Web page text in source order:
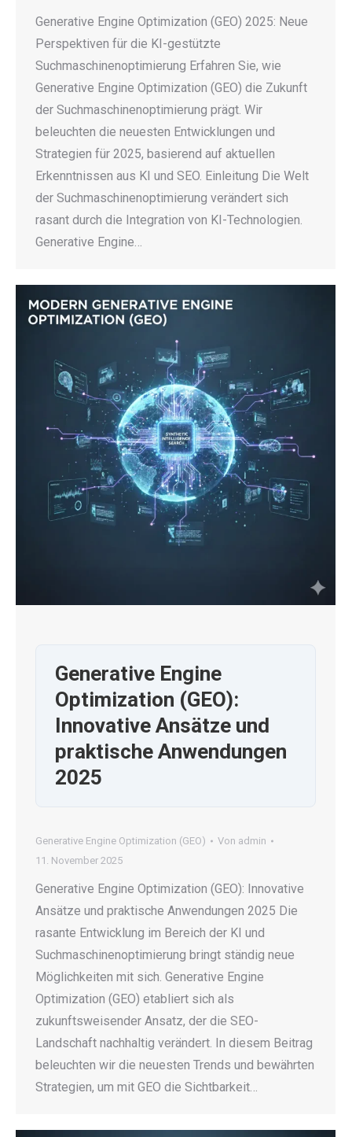
Generative Engine Optimization (GEO) 2025: Neue
Perspektiven für die KI-gestützte
Suchmaschinenoptimierung Erfahren Sie, wie
Generative Engine Optimization (GEO) die Zukunft
der Suchmaschinenoptimierung prägt. Wir
beleuchten die neuesten Entwicklungen und
Strategien für 2025, basierend auf aktuellen
Erkenntnissen aus KI und SEO. Einleitung Die Welt
der Suchmaschinenoptimierung verändert sich
rasant durch die Integration von KI-Technologien.
Generative Engine…
Generative Engine
Optimization (GEO):
Innovative Ansätze und
praktische Anwendungen
2025
Generative Engine Optimization (GEO) Von admin
11. November 2025
Generative Engine Optimization (GEO): Innovative
Ansätze und praktische Anwendungen 2025 Die
rasante Entwicklung im Bereich der KI und
Suchmaschinenoptimierung bringt ständig neue
Möglichkeiten mit sich. Generative Engine
Optimization (GEO) etabliert sich als
zukunftsweisender Ansatz, der die SEO-
Landschaft nachhaltig verändert. In diesem Beitrag
beleuchten wir die neuesten Trends und bewährten
Strategien, um mit GEO die Sichtbarkeit…